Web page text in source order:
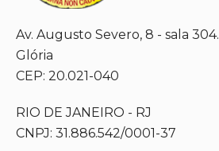
Av. Augusto Severo, 8 - sala 304.
Glória
CEP: 20.021-040
RIO DE JANEIRO - RJ
CNPJ: 31.886.542/0001-37